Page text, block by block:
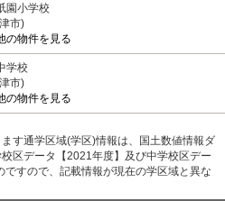
園小学校
市)
の物件を見る
学校
市)
の物件を見る
す通学区域(学区)情報は、国土数値情報ダ
区データ【2021年度】及び中学校区デー
すので、記載情報が現在の学区域と異な